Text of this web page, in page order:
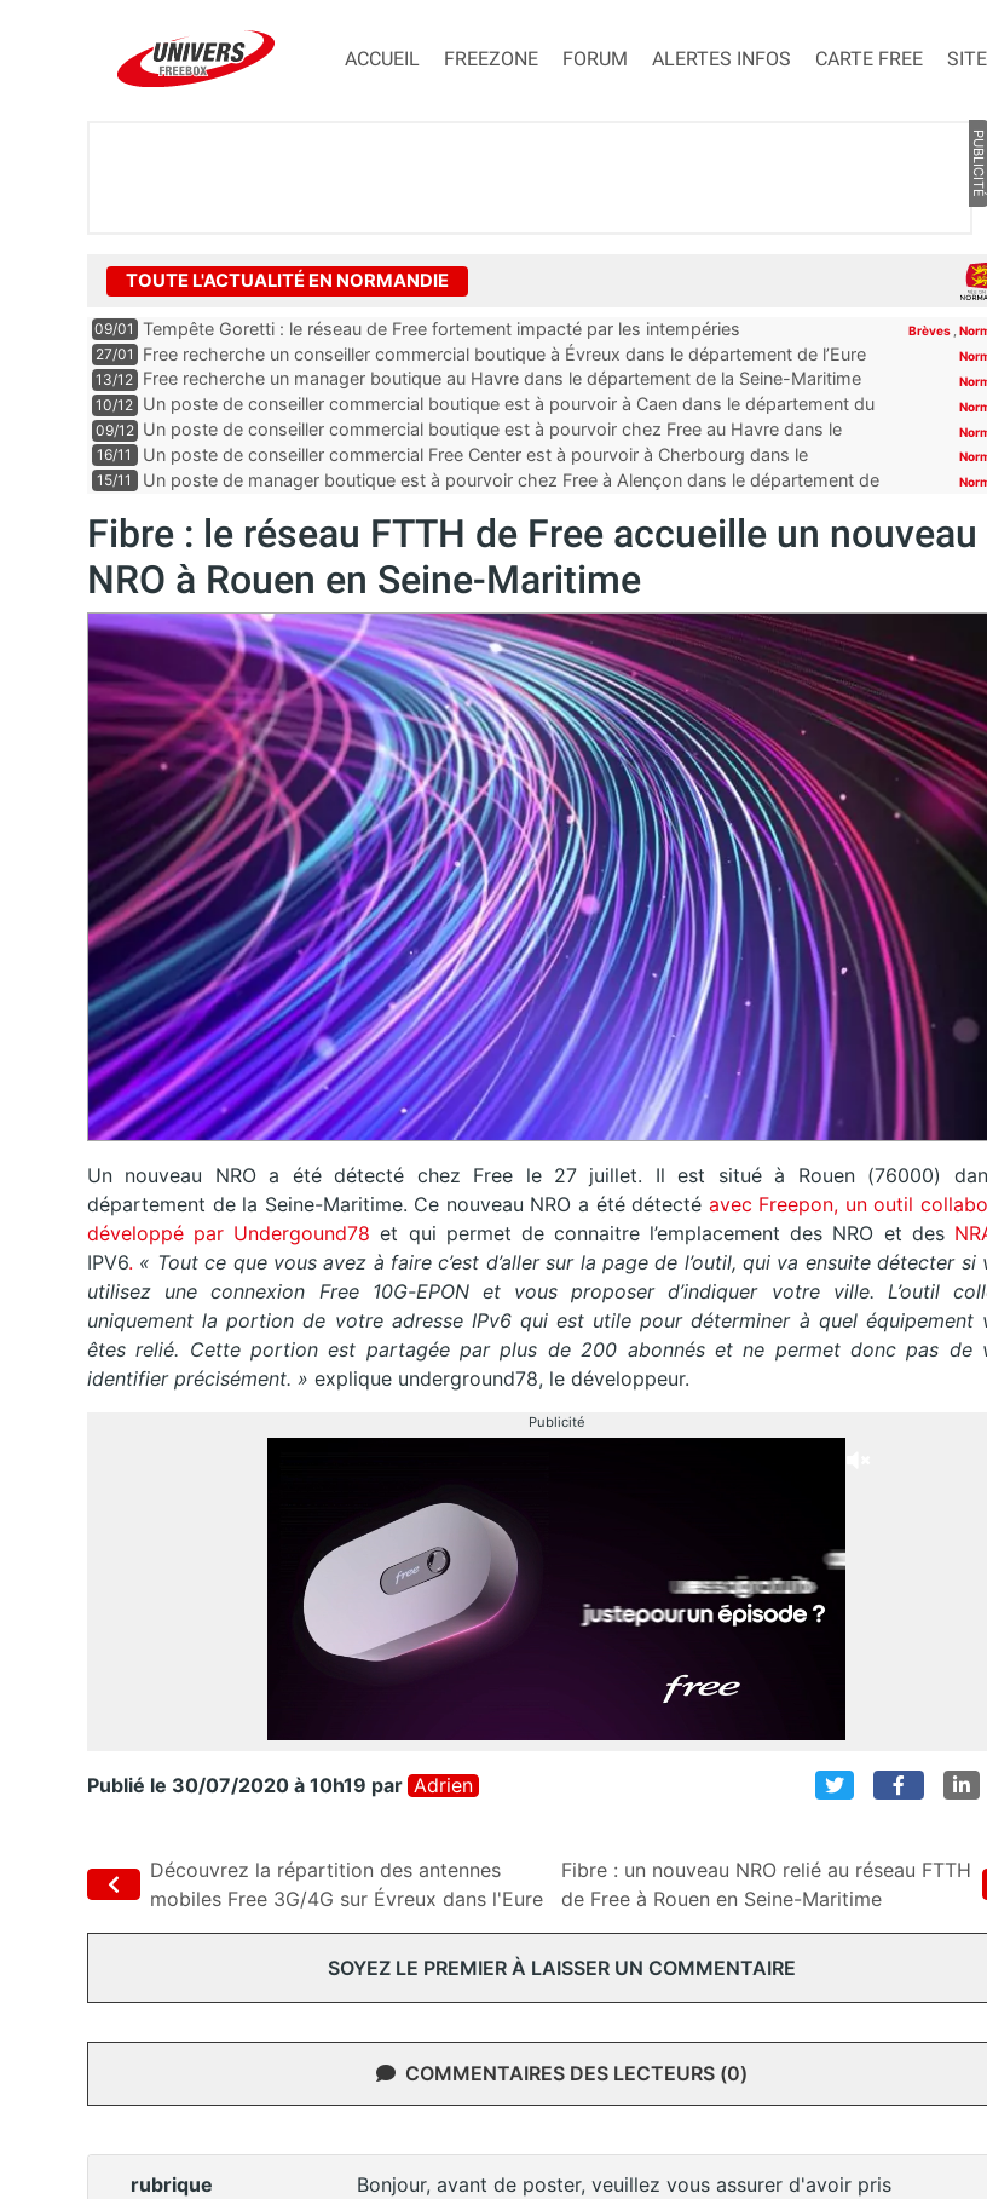
ACCUEIL FREEZONE FORUM ALERTES INFOS CARTE FREE
PUBLICITÉ
TOUTE L'ACTUALITÉ EN NORMANDIE
09/01 Tempête Goretti : le réseau de Free fortement impacté par les intempéries Brèves
27/01 Free recherche un conseiller commercial boutique à Évreux dans le département de l’Eure
13/12 Free recherche un manager boutique au Havre dans le département de la Seine-Maritime
10/12 Un poste de conseiller commercial boutique est à pourvoir à Caen dans le département du
Calvados
09/12 Un poste de conseiller commercial boutique est à pourvoir chez Free au Havre dans le
département de la Seine-Maritime
16/11
Un poste de conseiller commercial Free Center est à pourvoir à Cherbourg dans le
département de la Manche
15/11
Un poste de manager boutique est à pourvoir chez Free à Alençon dans le département de
Fibre : le réseau FTTH de Free accueille un nouveau
NRO à Rouen en Seine-Maritime
Un nouveau NRO a été détecté chez Free le 27 juillet. Il est situé à Rouen (76000)
département de la Seine-Maritime. Ce nouveau NRO a été détecté avec Freepon, un outil
développé par Undergound78 et qui permet de connaitre l’emplacement des NRO et des
IPV6. « Tout ce que vous avez à faire c’est d’aller sur la page de l’outil, qui va ensuite détecter si
utilisez une connexion Free 10G-EPON et vous proposer d’indiquer votre ville. L’outil
uniquement la portion de votre adresse IPv6 qui est utile pour déterminer à quel équipement
êtes relié. Cette portion est partagée par plus de 200 abonnés et ne permet donc pas de
identifier précisément. » explique underground78, le développeur.
Publicité
Publié le 30/07/2020 à 10h19 par Adrien
Découvrez la répartition des antennes
mobiles Free 3G/4G sur Évreux dans l'Eure
Fibre : un nouveau NRO relié au réseau FTTH
de Free à Rouen en Seine-Maritime
SOYEZ LE PREMIER À LAISSER UN COMMENTAIRE
COMMENTAIRES DES LECTEURS (0)
rubrique
Bonjour, avant de poster, veuillez vous assurer d'avoir pris